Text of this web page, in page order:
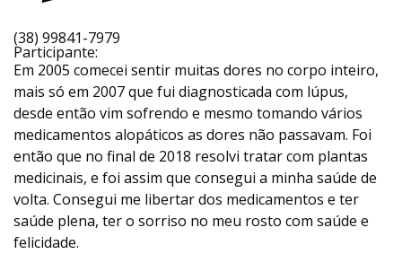
(38) 99841-7979
Participante:
Em 2005 comecei sentir muitas dores no corpo inteiro,
mais só em 2007 que fui diagnosticada com lúpus,
desde então vim sofrendo e mesmo tomando vários
medicamentos alopáticos as dores não passavam. Foi
então que no final de 2018 resolvi tratar com plantas
medicinais, e foi assim que consegui a minha saúde de
volta. Consegui me libertar dos medicamentos e ter
saúde plena, ter o sorriso no meu rosto com saúde e
felicidade.